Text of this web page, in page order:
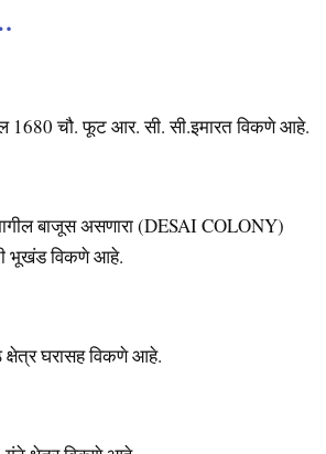
1680 चौ. फूट आर. सी. सी.इमारत विकणे आहे.
बाजूस असणारा (DESAI COLONY)
भूखंड विकणे आहे.
घरासह विकणे आहे.